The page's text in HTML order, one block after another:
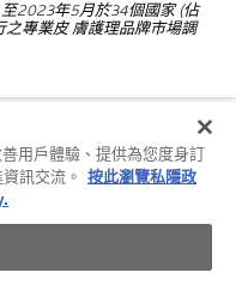
至2023年5月於34個國家 (佔
之專業皮膚護理品牌市場調
用戶體驗、提供為您度身訂
訊交流。 按此瀏覽私隱政